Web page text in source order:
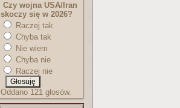
Czy wojna USA/Iran
skoczy się w 2026?
Raczej tak
Chyba tak
Nie wiem
Chyba nie
Raczej nie
Oddano 121 głosów.